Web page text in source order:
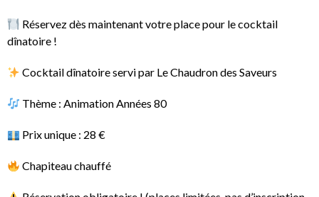
Réservez dès maintenant votre place pour le cocktail
dînatoire !
Cocktail dînatoire servi par Le Chaudron des Saveurs
Thème : Animation Années 80
Prix unique : 28 €
Chapiteau chauffé